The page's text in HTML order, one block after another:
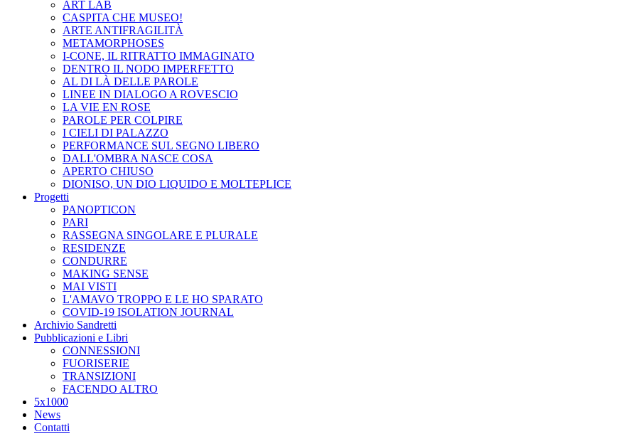
ART LAB
CASPITA CHE MUSEO!
ARTE ANTIFRAGILITÀ
METAMORPHOSES
I-CONE, IL RITRATTO IMMAGINATO
DENTRO IL NODO IMPERFETTO
AL DI LÀ DELLE PAROLE
LINEE IN DIALOGO A ROVESCIO
LA VIE EN ROSE
PAROLE PER COLPIRE
I CIELI DI PALAZZO
PERFORMANCE SUL SEGNO LIBERO
DALL'OMBRA NASCE COSA
APERTO CHIUSO
DIONISO, UN DIO LIQUIDO E MOLTEPLICE
Progetti
PANOPTICON
PARI
RASSEGNA SINGOLARE E PLURALE
RESIDENZE
CONDURRE
MAKING SENSE
MAI VISTI
L'AMAVO TROPPO E LE HO SPARATO
COVID-19 ISOLATION JOURNAL
Archivio Sandretti
Pubblicazioni e Libri
CONNESSIONI
FUORISERIE
TRANSIZIONI
FACENDO ALTRO
5x1000
News
Contatti